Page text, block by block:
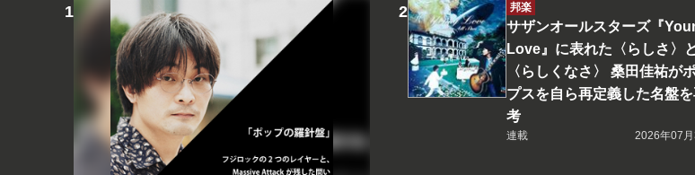
邦楽
サザンオールスターズ『
Love』に表れた〈らしさ〉
〈らしくなさ〉 桑田佳祐が
プスを自ら再定義した名盤
考
連載 2026年07月